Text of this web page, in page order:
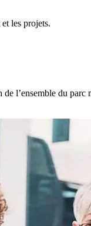
les projets.
l’ensemble du parc